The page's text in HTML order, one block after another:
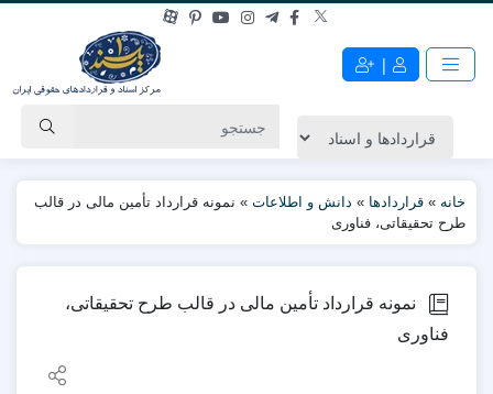
|
خانه » قراردادها » دانش و اطلاعات » نمونه قرارداد تأمین مالی در قالب
طرح تحقیقاتی، فناوری
نمونه قرارداد تأمین مالی در قالب طرح تحقیقاتی،
فناوری